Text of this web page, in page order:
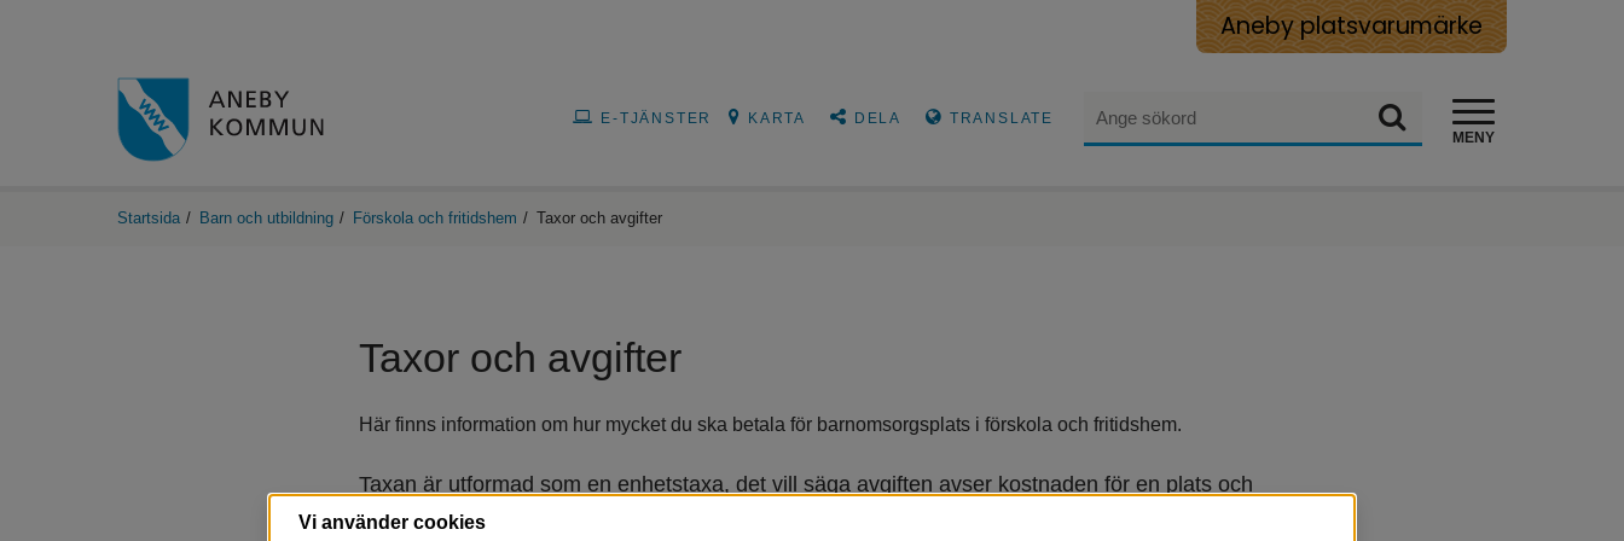
Aneby platsvarumärke
Sök
MENY
E-TJÄNSTER KARTA DELA TRANSLATE
Startsida / Barn och utbildning / Förskola och fritidshem / Taxor och avgifter
Taxor och avgifter
Här finns information om hur mycket du ska betala för barnomsorgsplats i förskola och fritidshem.
Taxan är utformad som en enhetstaxa, det vill säga avgiften avser kostnaden för en plats och
är densamma, oavsett hur många timmar per vecka som barnet vistas i förskolan eller på
Vi använder cookies